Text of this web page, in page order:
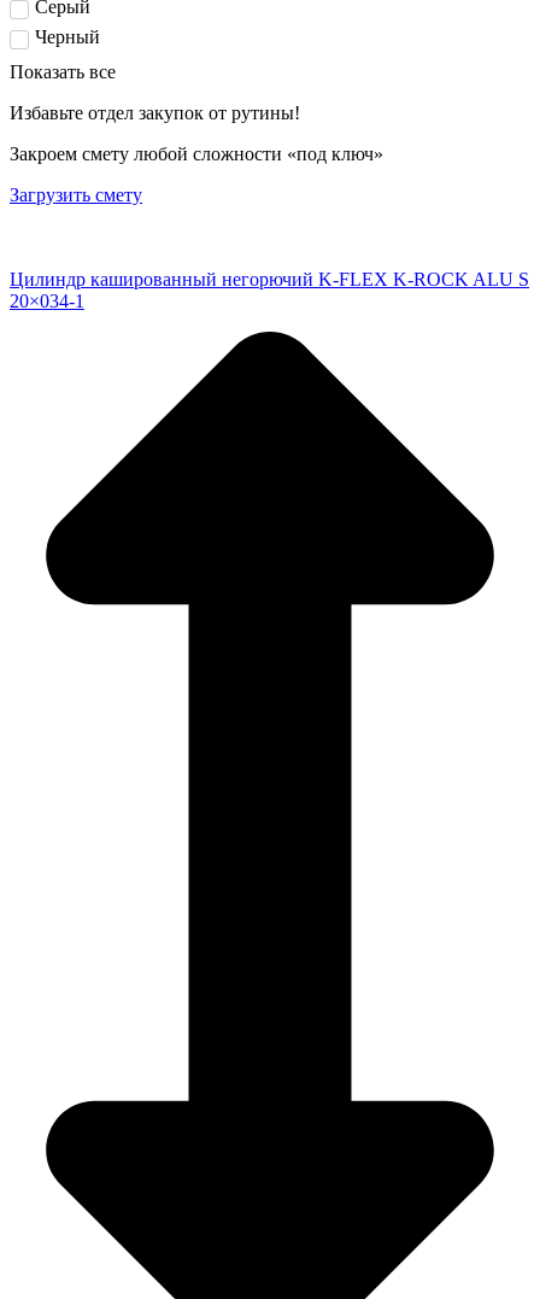
Серый
Черный
Показать все
Избавьте отдел закупок от рутины!
Закроем смету любой сложности «под ключ»
Загрузить смету
Цилиндр кашированный негорючий K-FLEX K-ROCK ALU S
20×034-1